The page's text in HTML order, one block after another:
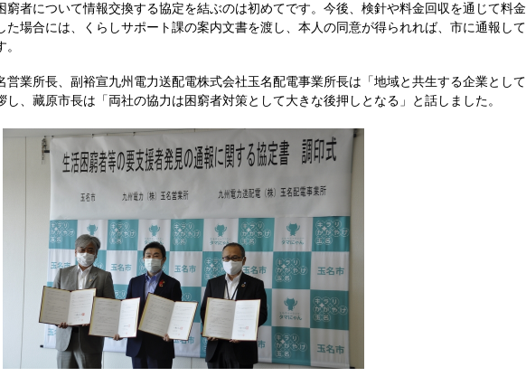
窮者について情報交換する協定を結ぶのは初めてです。今後、検針や料金回収を通じて料金
た場合には、くらしサポート課の案内文書を渡し、本人の同意が得られれば、市に通報して
業所長、副裕宣九州電力送配電株式会社玉名配電事業所長は「地域と共生する企業として
、藏原市長は「両社の協力は困窮者対策として大きな後押しとなる」と話しました。